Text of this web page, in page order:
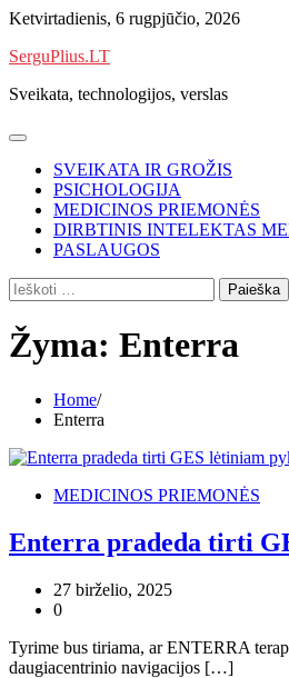
Skip
content
Ketvirtadienis, 6 rugpjūčio, 2026
SerguPlius.LT
Sveikata, technologijos, verslas
SVEIKATA IR GROŽIS
PSICHOLOGIJA
MEDICINOS PRIEMONĖS
DIRBTINIS INTELEKTAS
PASLAUGOS
Ieškoti:
Žyma: Enterra
Home
Enterra
MEDICINOS PRIEMONĖS
Enterra pradeda tirti
27 birželio, 2025
0
Tyrime bus tiriama, ar ENTERRA
daugiacentrinio navigacijos […]